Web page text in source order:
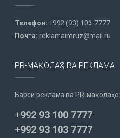
Телефон: +992 (93) 103-7777
Почта: reklamaimruz@mail.ru
PR-МАҚОЛАҲО ВА РЕКЛАМА
Барои реклама ва PR-мақолаҳо:
+992 93 100 7777
+992 93 103 7777